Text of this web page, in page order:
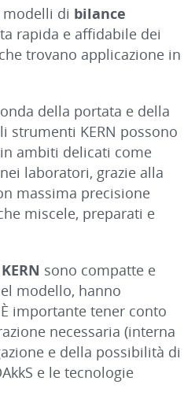
modelli di bilance
rapida e affidabile dei
trovano applicazione in
della portata e della
strumenti KERN possono
ambiti delicati come
laboratori, grazie alla
massima precisione
miscele, preparati e
sono compatte e
modello, hanno
importante tener conto
necessaria (interna
e della possibilità di
e le tecnologie